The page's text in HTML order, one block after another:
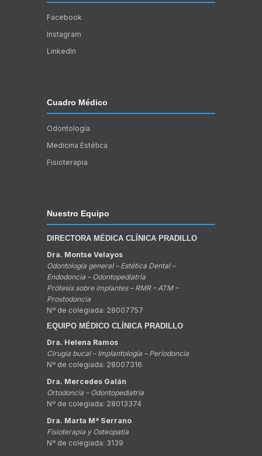
Facebook
Instagram
LinkedIn
Cuadro Médico
Odontología
Medicina Estética
Fisioterapia
Nuestro Equipo
DIRECTORA MÉDICA CLÍNICA PRADILLO
Dra. Montse Velayos
Odontología general – Estética Dental –
Endodoncia – Odontopediatría
Prótesis sobre implantes – RMR – ATM –
Prostodoncia
Nº de colegiada: 28007757
EQUIPO MÉDICO CLÍNICA PRADILLO
Dra. Helena Ramos
Cirugía bucal – Implantología – Periodoncia
Nº de colegiada: 28007316
Dra. Mercedes Galán
Ortodoncia – Odontopediatría
Nº de colegiada: 28013374
Dra. Marta Mª Serrano
Fisioterapia y Osteopatía
Nº de colegiada: 3139